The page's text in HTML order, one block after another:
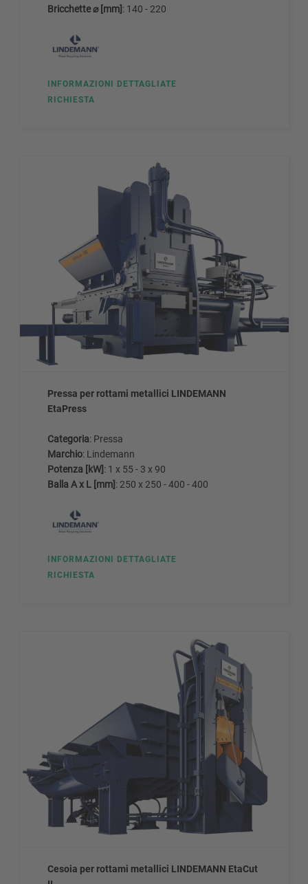
Bricchette ⌀ [mm]: 140 - 220
INFORMAZIONI DETTAGLIATE
RICHIESTA
Pressa per rottami metallici LINDEMANN
EtaPress
Categoria: Pressa
Marchio: Lindemann
Potenza [kW]: 1 x 55 - 3 x 90
Balla A x L [mm]: 250 x 250 - 400 - 400
INFORMAZIONI DETTAGLIATE
RICHIESTA
Cesoia per rottami metallici LINDEMANN EtaCut